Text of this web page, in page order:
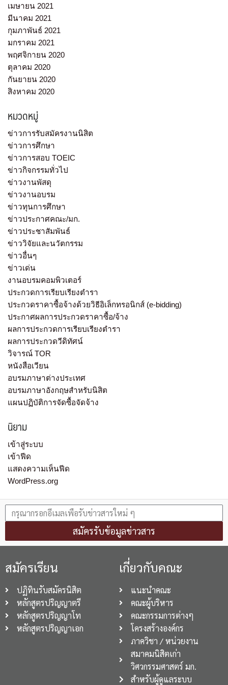
เมษายน 2021
มีนาคม 2021
กุมภาพันธ์ 2021
มกราคม 2021
พฤศจิกายน 2020
ตุลาคม 2020
กันยายน 2020
สิงหาคม 2020
หมวดหมู่
ข่าวการรับสมัครงานนิสิต
ข่าวการศึกษา
ข่าวการสอบ TOEIC
ข่าวกิจกรรมทั่วไป
ข่าวงานพัสดุ
ข่าวงานอบรม
ข่าวทุนการศึกษา
ข่าวประกาศคณะ/มก.
ข่าวประชาสัมพันธ์
ข่าววิจัยและนวัตกรรม
ข่าวอื่นๆ
ข่าวเด่น
งานอบรมคอมพิวเตอร์
ประกวดการเรียบเรียงตำรา
ประกวดราคาซื้อจ้างด้วยวิธีอิเล็กทรอนิกส์ (e-bidding)
ประกาศผลการประกวดราคาซื้อ/จ้าง
ผลการประกวดการเรียบเรียงตำรา
ผลการประกวดวีดิทัศน์
วิจารณ์ TOR
หนังสือเวียน
อบรมภาษาต่างประเทศ
อบรมภาษาอังกฤษสำหรับนิสิต
แผนปฏิบัติการจัดซื้อจัดจ้าง
นิยาม
เข้าสู่ระบบ
เข้าฟีด
แสดงความเห็นฟีด
WordPress.org
สมัครรับข้อมูลข่าวสาร
สมัครเรียน
ปฏิทินรับสมัครนิสิต
หลักสูตรปริญญาตรี
หลักสูตรปริญญาโท
หลักสูตรปริญญาเอก
เกี่ยวกับคณะ
แนะนำคณะ
คณะผู้บริหาร
คณะกรรมการต่างๆ
โครงสร้างองค์กร
ภาควิชา / หน่วยงาน
สมาคมนิสิตเก่า
วิศวกรรมศาสตร์ มก.
สำหรับผู้ดูแลระบบ